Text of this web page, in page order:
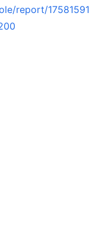
report/17581591